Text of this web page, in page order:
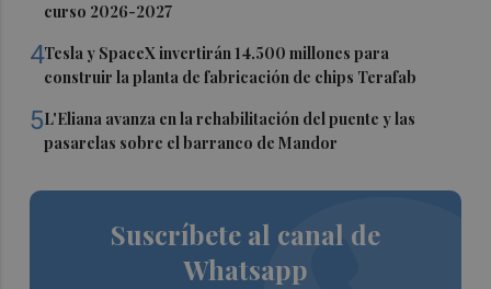
curso 2026-2027
4Tesla y SpaceX invertirán 14.500 millones para
construir la planta de fabricación de chips Terafab
5L'Eliana avanza en la rehabilitación del puente y las
pasarelas sobre el barranco de Mandor
Suscríbete al canal de
Whatsapp